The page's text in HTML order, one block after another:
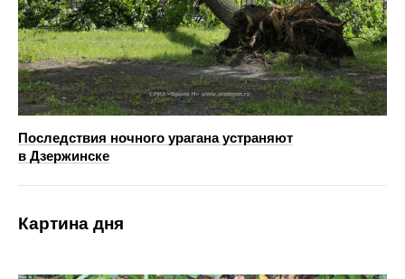
Последствия ночного урагана устраняют
в Дзержинске
Картина дня